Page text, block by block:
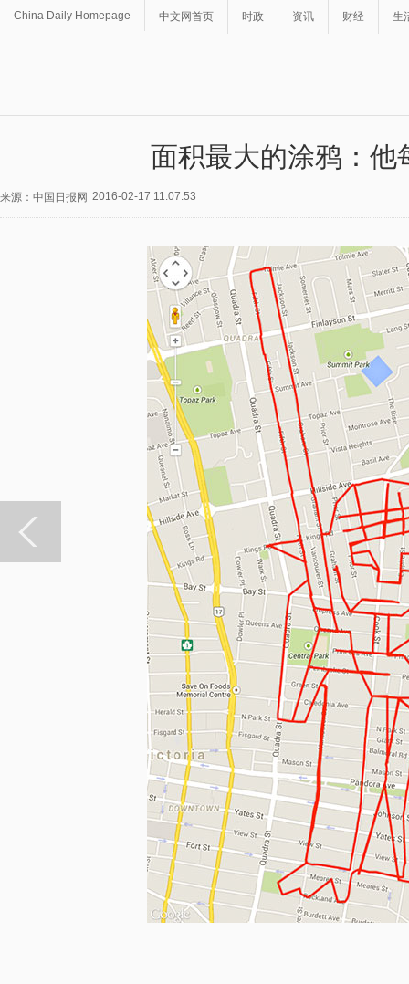
China Daily Homepage 中文网首页 时政 资讯 财经 生
面积最大的涂鸦：他
来源：中国日报网 2016-02-17 11:07:53